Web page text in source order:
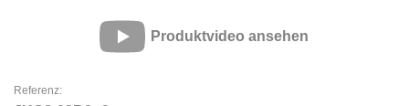
Produktvideo ansehen
Referenz: